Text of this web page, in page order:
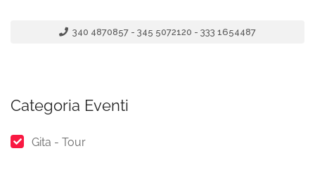
340 4870857 - 345 5072120 - 333 1654487
Categoria Eventi
Gita - Tour